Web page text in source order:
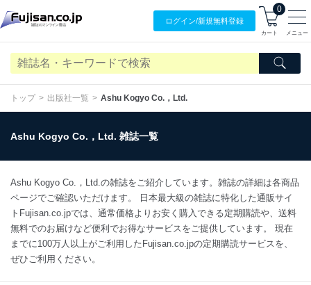
ログイン/新規無料登録
0
カート メニュー
トップ 出版社一覧 Ashu Kogyo Co.，Ltd.
Ashu Kogyo Co.，Ltd. 雑誌一覧
Ashu Kogyo Co.，Ltd.の雑誌をご紹介しています。雑誌の詳細は各商品
ページでご確認いただけます。 日本最大級の雑誌に特化した通販サイ
トFujisan.co.jpでは、通常価格よりお安く購入できる定期購読や、送料
無料でのお届けなど便利でお得なサービスをご提供しています。 現在
までに100万人以上がご利用したFujisan.co.jpの定期購読サービスを、
ぜひご利用ください。